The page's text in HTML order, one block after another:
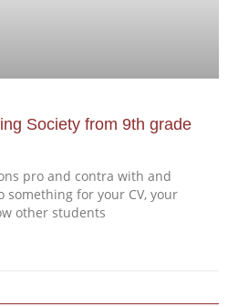
Society from 9th grade
pro and contra with and
something for your CV, your
other students